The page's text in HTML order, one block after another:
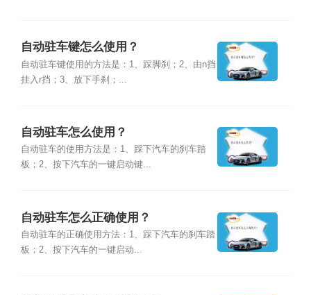
自动驻车键怎么使用？
自动驻车键使用的方法是：1、踩脚刹；2、由n挡
挂入r挡；3、放下手刹；...
自动驻车怎么使用？
自动驻车的使用方法是：1、踩下汽车的刹车踏
板；2、按下汽车的一键启动键...
自动驻车怎么正确使用？
自动驻车的正确使用方法：1、踩下汽车的刹车踏
板；2、按下汽车的一键启动...